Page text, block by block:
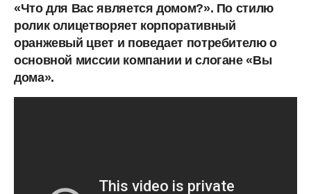
«Что для Вас является домом?». По стилю
ролик олицетворяет корпоративный
оранжевый цвет и поведает потребителю о
основной миссии компании и слогане «Вы
дома».